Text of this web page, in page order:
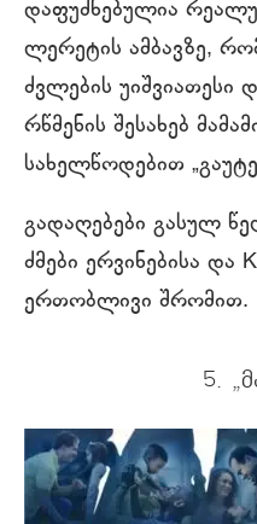
დაფუძნებულია
ლერეტის ამბავზე,
ძვლების უიშვიათესი
რწმენის შესახებ
სახელწოდებით
გადაღებები გასულ
ძმები ერვინებისა და
ერთობლივი შრომით.
5.